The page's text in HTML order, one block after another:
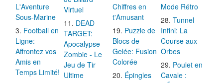
L'Aventure
Sous-Marine
Football en
Ligne:
Affrontez vos
Amis en
Temps Limité!
Virtuel
DEAD
TARGET:
Apocalypse
Zombie - Le
Jeu de Tir
Ultime
Chiffres en
t'Amusant
Puzzle de
Blocs de
Gelée: Fusion
Colorée
Épingles
Mode Rétro
Tunnel
Infini: La
Course aux
Orbes
Poulet en
Cavale :